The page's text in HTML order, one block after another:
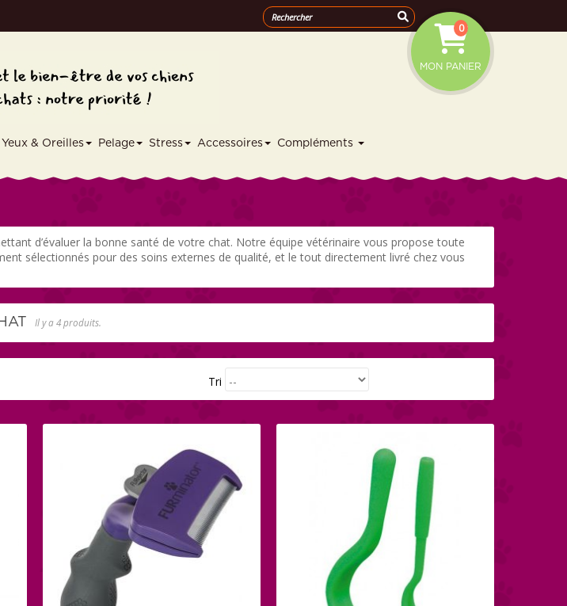
MON PANIER
0
Yeux & Oreilles Pelage Stress Accessoires Compléments
d’évaluer la bonne santé de votre chat. Notre équipe vétérinaire vous propose toute
sélectionnés pour des soins externes de qualité, et le tout directement livré chez vous
Il y a 4 produits.
Tri